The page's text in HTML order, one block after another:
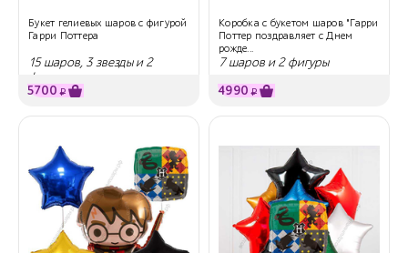
Букет гелиевых шаров с фигурой
Гарри Поттера
15 шаров, 3 звезды и 2
фигуры
5700 ₽
Коробка с букетом шаров "Гарри
Поттер поздравляет с Днем
рожде...
7 шаров и 2 фигуры
4990 ₽